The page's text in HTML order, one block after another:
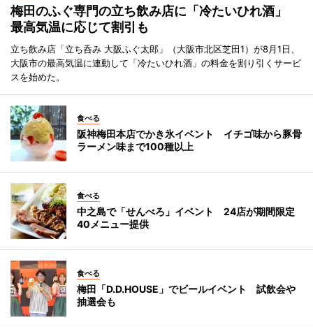
梅田のふぐ専門の立ち飲み店に「冷たいひれ酒」
最高気温に応じて割引も
立ち飲み店「立ち呑み 大阪ふぐ太郎」（大阪市北区芝田1）が8月1日、
大阪市の最高気温に連動して「冷たいひれ酒」の料金を割り引くサービ
スを始めた。
食べる
阪神梅田本店でかき氷イベント イチゴ味から豚骨
ラーメン味まで100種以上
食べる
中之島で「せんべろ」イベント 24店が期間限定
40メニュー提供
食べる
梅田「D.D.HOUSE」でビールイベント 試飲会や
抽選会も